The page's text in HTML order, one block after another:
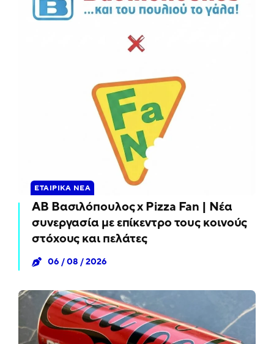
ΕΤΑΙΡΙΚΆ ΝΈΑ
ΑΒ Βασιλόπουλος x Pizza Fan | Νέα
συνεργασία με επίκεντρο τους κοινούς
στόχους και πελάτες
06 / 08 / 2026